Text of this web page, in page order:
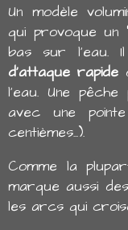
Un modèle
qui provoque
bas sur l'eau.
d'attaque rapide
l'eau. Une
avec une
centièmes...).
Comme la
marque aussi
les arcs qui